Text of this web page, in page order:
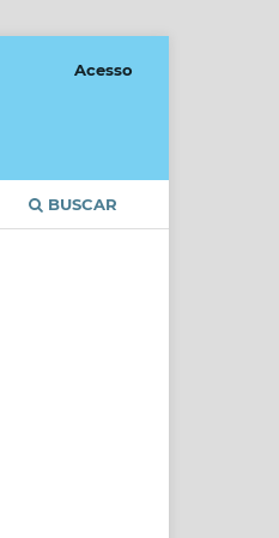
BUSCAR
Acesso